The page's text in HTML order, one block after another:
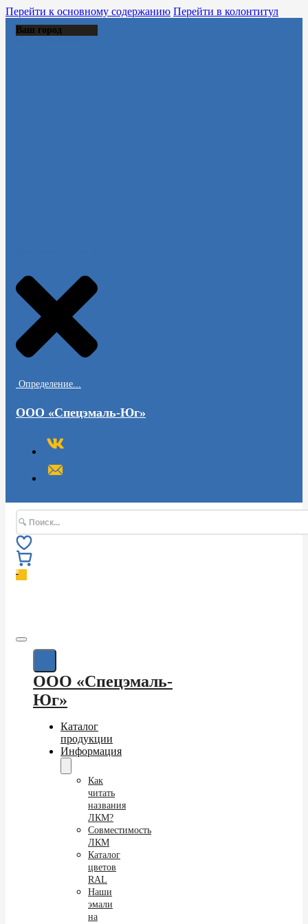
Перейти к основному содержанию Перейти в колонтитул
Ваш город
Определение...
ООО «Спецэмаль-Юг»
Поиск
0
ООО «Спецэмаль-
Юг»
Каталог
продукции
Информация
Как
читать
названия
ЛКМ?
Совместимость
ЛКМ
Каталог
цветов
RAL
Наши
эмали
на